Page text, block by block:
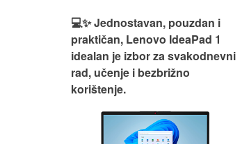
💻✨ Jednostavan, pouzdan i
praktičan, Lenovo IdeaPad 1
idealan je izbor za svakodnevni
rad, učenje i bezbrižno
korištenje.